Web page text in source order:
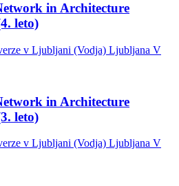
in Architecture
leto)
v Ljubljani (Vodja) Ljubljana V
in Architecture
leto)
v Ljubljani (Vodja) Ljubljana V